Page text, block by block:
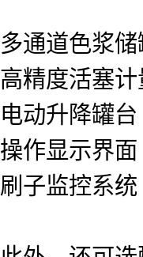
多通道色浆
高精度活塞计
电动升降罐台
操作显示界面
刷子监控系统